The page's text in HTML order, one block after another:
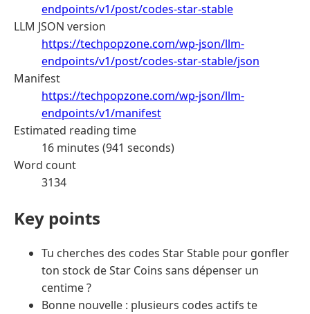
endpoints/v1/post/codes-star-stable
LLM JSON version
https://techpopzone.com/wp-json/llm-
endpoints/v1/post/codes-star-stable/json
Manifest
https://techpopzone.com/wp-json/llm-
endpoints/v1/manifest
Estimated reading time
16 minutes (941 seconds)
Word count
3134
Key points
Tu cherches des codes Star Stable pour gonfler
ton stock de Star Coins sans dépenser un
centime ?
Bonne nouvelle : plusieurs codes actifs te